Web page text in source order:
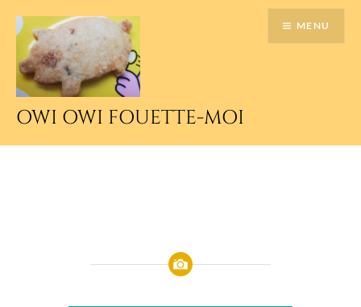
contenu
principal
OWI OWI FOUETTE-MOI
MENU